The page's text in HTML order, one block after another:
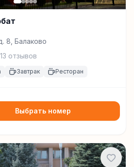
8, Балаково
13 отзывов
Завтрак Ресторан
Выбрать номер